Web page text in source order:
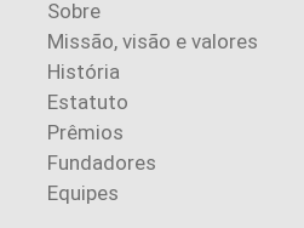
Sobre
Missão, visão e valores
História
Estatuto
Prêmios
Fundadores
Equipes